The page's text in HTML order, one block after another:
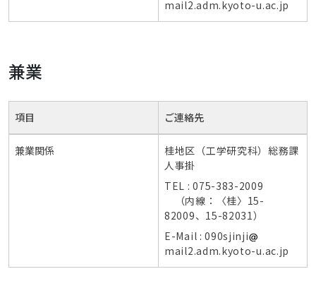
mail2.adm.kyoto-u.ac.jp
兼業
項目 ご連絡先
兼業関係
桂地区（工学研究科）総務課
人事掛
TEL : 075-383-2009
（内線：〈桂〉15-
82009、15-82031）
E-Mail : 090sjinji
mail2.adm.kyoto-u.ac.jp